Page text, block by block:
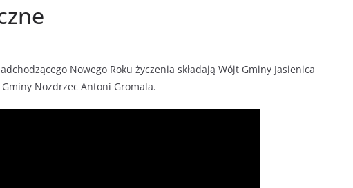
Nowego Roku życzenia składają Wójt Gminy Jasienica
Nozdrzec Antoni Gromala.